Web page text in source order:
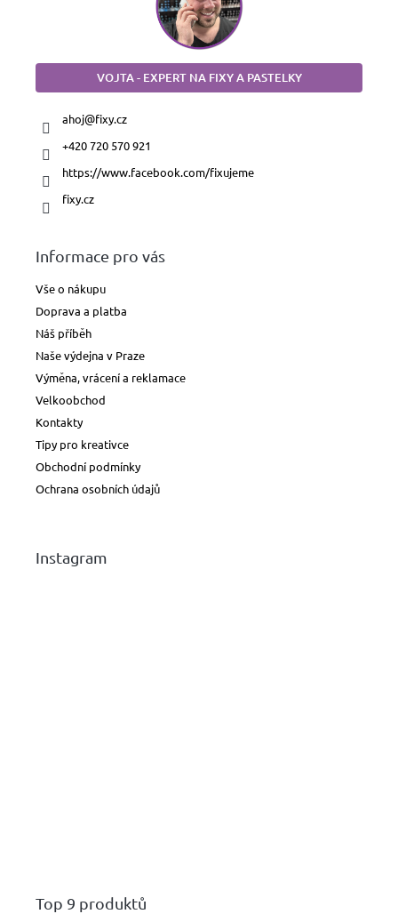
VOJTA - EXPERT NA FIXY A PASTELKY
ahoj@fixy.cz
+420 720 570 921
https://www.facebook.com/fixujeme
fixy.cz
Informace pro vás
Vše o nákupu
Doprava a platba
Náš příběh
Naše výdejna v Praze
Výměna, vrácení a reklamace
Velkoobchod
Kontakty
Tipy pro kreativce
Obchodní podmínky
Ochrana osobních údajů
Instagram
Top 9 produktů